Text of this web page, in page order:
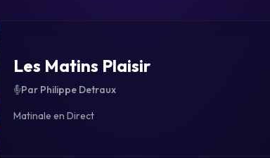
Les Matins Plaisir
Par Philippe Detraux
Matinale en Direct